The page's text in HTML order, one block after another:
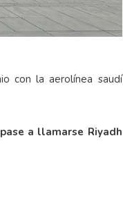
con la aerolínea saudí
a llamarse Riyadh